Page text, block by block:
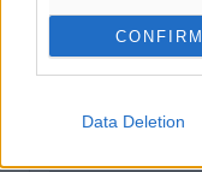
CONFIRM
Data Deletion
Μαγκούλια και
πριν 1 ώρα
ΚΑΕ Κολοσσός: Οι